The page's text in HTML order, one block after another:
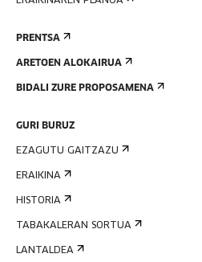
PRENTSA
ARETOEN ALOKAIRUA
BIDALI ZURE PROPOSAMENA
GURI BURUZ
EZAGUTU GAITZAZU
ERAIKINA
HISTORIA
TABAKALERAN SORTUA
LANTALDEA